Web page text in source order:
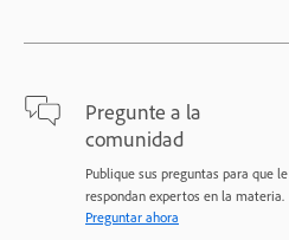
Pregunte a la
comunidad
Publique sus preguntas para que le
respondan expertos en la materia.
Preguntar ahora